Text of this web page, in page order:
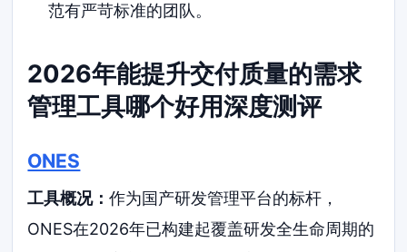
范有严苛标准的团队。
2026年能提升交付质量的需求
管理工具哪个好用深度测评
ONES
工具概况：作为国产研发管理平台的标杆，
ONES在2026年已构建起覆盖研发全生命周期的